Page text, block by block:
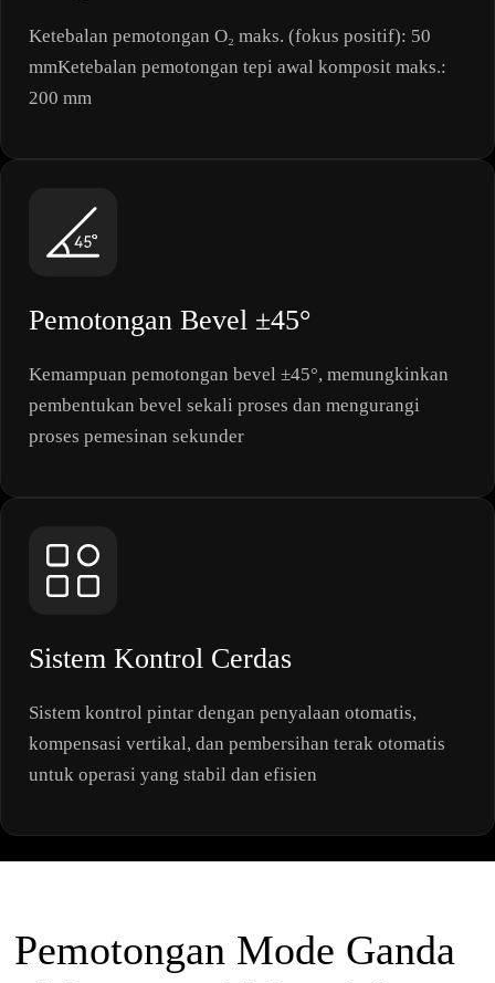
Ketebalan pemotongan O₂ maks. (fokus positif): 50
mmKetebalan pemotongan tepi awal komposit maks.:
200 mm
Pemotongan Bevel ±45°
Kemampuan pemotongan bevel ±45°, memungkinkan
pembentukan bevel sekali proses dan mengurangi
proses pemesinan sekunder
Sistem Kontrol Cerdas
Sistem kontrol pintar dengan penyalaan otomatis,
kompensasi vertikal, dan pembersihan terak otomatis
untuk operasi yang stabil dan efisien
Pemotongan Mode Ganda